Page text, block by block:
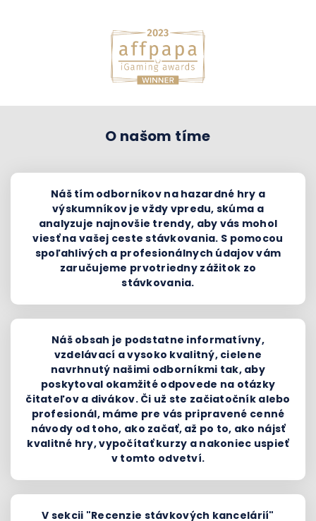
O našom tíme
Náš tím odborníkov na hazardné hry a
výskumníkov je vždy vpredu, skúma a
analyzuje najnovšie trendy, aby vás mohol
viesť na vašej ceste stávkovania. S pomocou
spoľahlivých a profesionálnych údajov vám
zaručujeme prvotriedny zážitok zo
stávkovania.
Náš obsah je podstatne informatívny,
vzdelávací a vysoko kvalitný, cielene
navrhnutý našimi odborníkmi tak, aby
poskytoval okamžité odpovede na otázky
čitateľov a divákov. Či už ste začiatočník alebo
profesionál, máme pre vás pripravené cenné
návody od toho, ako začať, až po to, ako nájsť
kvalitné hry, vypočítať kurzy a nakoniec uspieť
v tomto odvetví.
V sekcii "Recenzie stávkových kancelárií"